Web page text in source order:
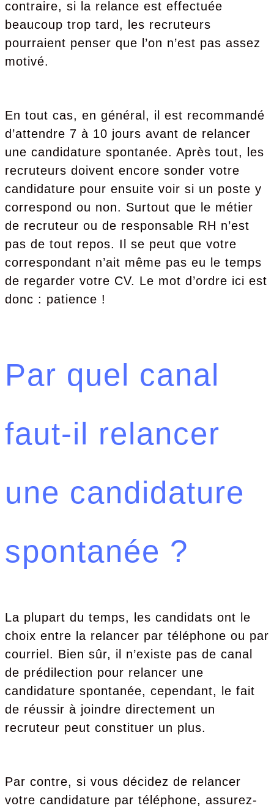
contraire, si la relance est effectuée
beaucoup trop tard, les recruteurs
pourraient penser que l’on n’est pas assez
motivé.
En tout cas, en général, il est recommandé
d’attendre 7 à 10 jours avant de relancer
une candidature spontanée. Après tout, les
recruteurs doivent encore sonder votre
candidature pour ensuite voir si un poste y
correspond ou non. Surtout que le métier
de recruteur ou de responsable RH n’est
pas de tout repos. Il se peut que votre
correspondant n’ait même pas eu le temps
de regarder votre CV. Le mot d’ordre ici est
donc : patience !
Par quel canal
faut-il relancer
une candidature
spontanée ?
La plupart du temps, les candidats ont le
choix entre la relancer par téléphone ou par
courriel. Bien sûr, il n’existe pas de canal
de prédilection pour relancer une
candidature spontanée, cependant, le fait
de réussir à joindre directement un
recruteur peut constituer un plus.
Par contre, si vous décidez de relancer
votre candidature par téléphone, assurez-